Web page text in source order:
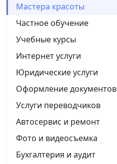
Мастера красоты
Частное обучение
Учебные курсы
Интернет услуги
Юридические услуги
Оформление документов
Услуги переводчиков
Автосервис и ремонт
Фото и видеосъемка
Бухгалтерия и аудит